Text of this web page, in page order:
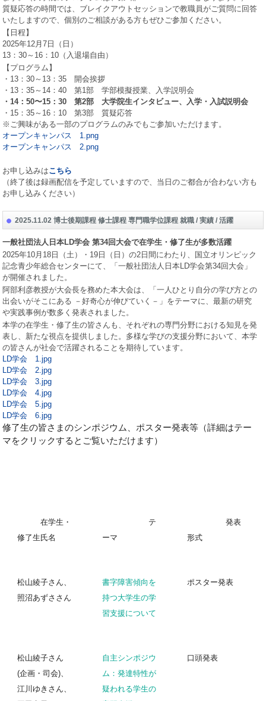
質疑応答の時間では、ブレイクアウトセッションで教職員がご質問に回答
いたしますので、個別のご相談がある方もぜひご参加ください。
【日程】
2025年12月 7 日（日）
13 ： 30～ 16 ： 10 （入退場自由）
【プログラム】
・ 13 ： 30～ 13 ： 35 開会挨拶
・ 13 ： 35～ 14 ： 40 第1部 学部模擬授業、入学説明会
・ 14： 50〜15 ： 30 第2部 大学院生インタビュー、入学・入試説明会
・ 15 ： 35～ 16 ： 10 第3部 質疑応答
※ご興味がある一部のプログラムのみでもご参加いただけます。
オープンキャンパス 1.png
オープンキャンパス 2.png
お申し込みはこちら
（終了後は録画配信を予定していますので、当日のご都合が合わない方も
お申し込みください）
2025.11.02 博士後期課程 修士課程 専門職学位課程 就職 / 実績 / 活躍
一般社団法人日本LD学会 第34回大会で在学生・修了生が多数活躍
2025年10月 18 日（土）・ 19 日（日）の2 日間にわたり、国立オリンピック
記念青少年総合センターにて、「一般社団法人日本LD学会第34回大会」
が開催されました。
阿部利彦教授が大会長を務めた本大会は、「一人ひとり自分の学び方との
出会いがそこにある －好奇心が伸びていく－」をテーマに、最新の研究
や実践事例が数多く発表されました。
本学の在学生・修了生の皆さんも、それぞれの専門分野における知見を発
表し、新たな視点を提供しました。多様な学びの支援分野において、本学
の皆さんが社会で活躍されることを期待しています。
LD学会 1.jpg
LD学会 2.jpg
LD学会 3.jpg
LD学会 4.jpg
LD学会 5.jpg
LD学会 6.jpg
修了生の皆さまのシンポジウム、ポスター発表等（詳細はテー
マをクリックするとご覧いただけます）
在学生・
修了生氏名
テ
ーマ
発表
形式
松山綾子さん、
照沼あずささん
書字障害傾向を
持つ大学生の学
習支援について
ポスター発表
松山綾子さん
(企画・司会)、
江川ゆきさん、
自主シンポジウ
ム：発達特性が
疑われる学生の
口頭発表